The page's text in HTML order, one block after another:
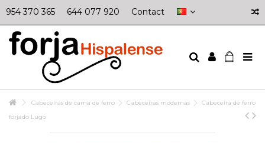
954 370 365 644 077 920 Contact
Cabeceiras de cama de ferro Cabeceiras modernas
Cabeceira de ferro
forjado Lugo